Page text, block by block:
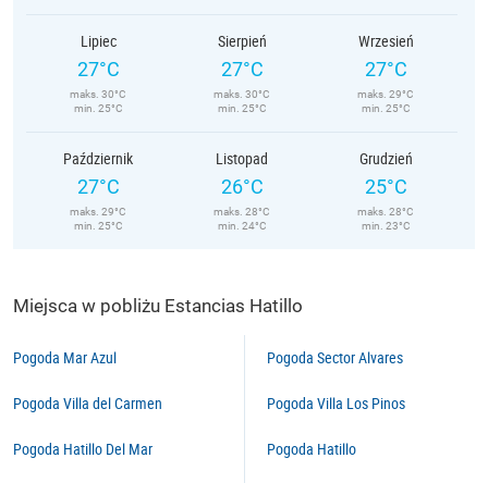
Lipiec
27°C
maks. 30°C
min. 25°C
Sierpień
27°C
maks. 30°C
min. 25°C
Wrzesień
27°C
maks. 29°C
min. 25°C
Październik
27°C
maks. 29°C
min. 25°C
Listopad
26°C
maks. 28°C
min. 24°C
Grudzień
25°C
maks. 28°C
min. 23°C
Miejsca w pobliżu Estancias Hatillo
Pogoda Mar Azul
Pogoda Villa del Carmen
Pogoda Hatillo Del Mar
Pogoda Sector Alvares
Pogoda Villa Los Pinos
Pogoda Hatillo